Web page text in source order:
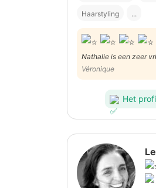
Haarstyling ...
Nathalie is een zeer
neemt om samen met
resultaat. Heel
Véronique
Het